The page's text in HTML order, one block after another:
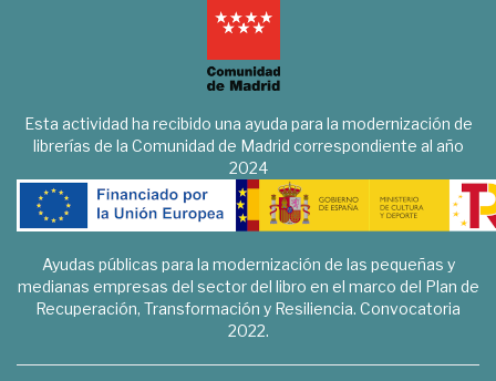
Esta actividad ha recibido una ayuda para la modernización de
librerías de la Comunidad de Madrid correspondiente al año
2024
Ayudas públicas para la modernización de las pequeñas y
medianas empresas del sector del libro en el marco del Plan de
Recuperación, Transformación y Resiliencia. Convocatoria
2022.